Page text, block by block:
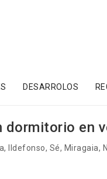
DESARROLOS
dormitorio en
Ildefonso, Sé, Miragaia,